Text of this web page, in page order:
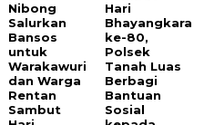
Nibong
Salurkan
Bansos
untuk
Warakawuri
dan Warga
Rentan
Sambut
Hari
Bhayangkara
ke-80,
Polsek
Tanah Luas
Berbagi
Bantuan
Sosial